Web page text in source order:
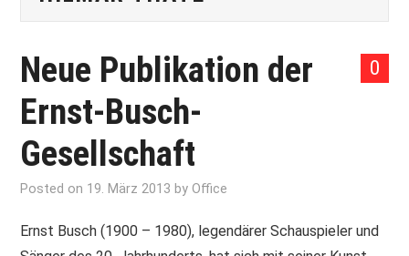
AUSSTELLUNGEN
ARCHIV
PRINT & CDS
0
Neue Publikation der
Ernst-Busch-
Gesellschaft
Posted on 19. März 2013 byOffice
Ernst Busch (1900 – 1980), legendärer Schauspieler und